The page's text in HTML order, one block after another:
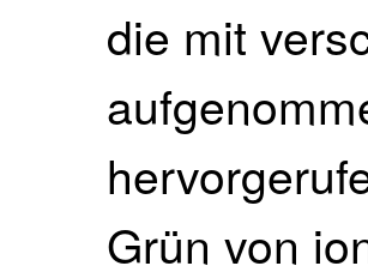
die mit
Grün von